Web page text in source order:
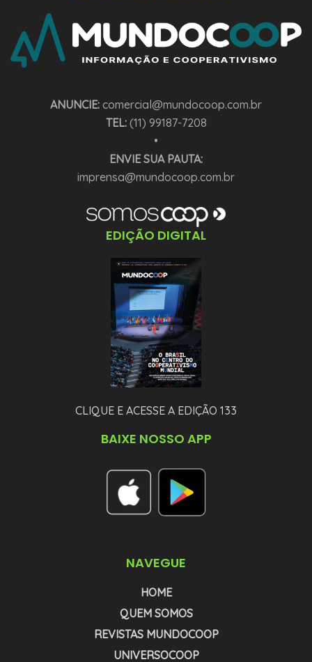
ANUNCIE: comercial@mundocoop.com.br
TEL:(11) 99187-7208
•
ENVIE SUA PAUTA:
imprensa@mundocoop.com.br
EDIÇÃO DIGITAL
CLIQUE E ACESSE A EDIÇÃO 133
BAIXE NOSSO APP
NAVEGUE
HOME
QUEM SOMOS
REVISTAS MUNDOCOOP
UNIVERSOCOOP